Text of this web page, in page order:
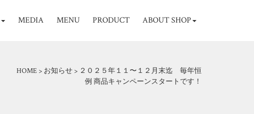
MEDIA MENU PRODUCT ABOUT SHOP
HOME > お知らせ > ２０２５年１１〜１２月末迄 毎年恒
例 商品キャンペーンスタートです！